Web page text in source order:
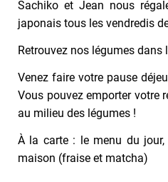
Sachiko et Jean nous
japonais tous les vendredis
Retrouvez nos légumes dans
Venez faire votre pause
Vous pouvez emporter votre
au milieu des légumes !
À la carte : le menu du
maison (fraise et matcha)